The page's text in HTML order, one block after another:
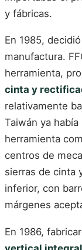
y fábricas.
En 1985,
manufactura.
herramienta,
cinta y
relativamente
Taiwán ya
herramienta
centros de
sierras de cinta
inferior, con
márgenes
En 1986,